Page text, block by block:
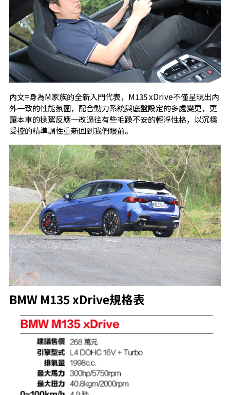
內文=身為M家族的全新入門代表，M135 xDrive不僅呈現出內
外一致的性能氛圍，配合動力系統與底盤設定的多處變更，更
讓本車的操駕反應一改過往有些毛躁不安的輕浮性格，以沉穩
受控的精準調性重新回到我們眼前。
BMW M135 xDrive規格表